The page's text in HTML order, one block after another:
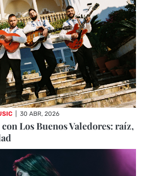
30 ABR, 2026
Los Buenos Valedores: raíz,